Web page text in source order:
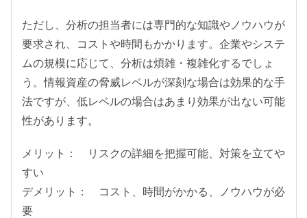
ただし、分析の担当者には専門的な知識やノウハウが
要求され、コストや時間もかかります。企業やシステ
ムの規模に応じて、分析は煩雑・複雑化するでしょ
う。情報資産の脅威レベルが深刻な場合は効果的な手
法ですが、低レベルの場合はあまり効果が出ない可能
性があります。
メリット： リスクの詳細を把握可能、対策を立てや
すい
デメリット： コスト、時間がかかる、ノウハウが必
要